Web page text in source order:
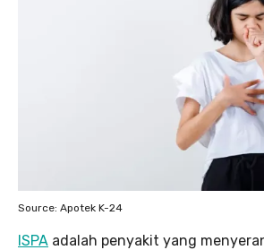
Source: Apotek K-24
ISPA adalah penyakit yang